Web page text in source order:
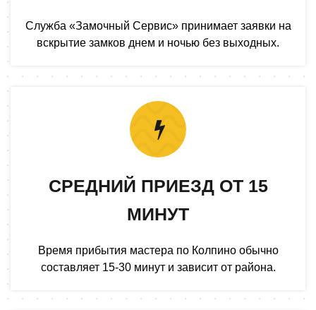
Служба «Замочный Сервис» принимает заявки на
вскрытие замков днем и ночью без выходных.
СРЕДНИЙ ПРИЕЗД ОТ 15
МИНУТ
Время прибытия мастера по Колпино обычно
составляет 15-30 минут и зависит от района.